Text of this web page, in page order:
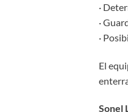
·
·
·
El
Sonel